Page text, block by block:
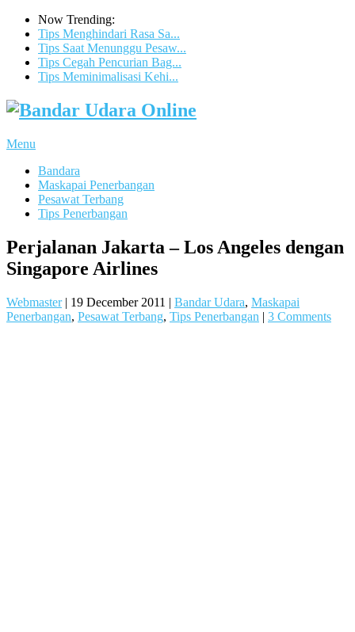
Now Trending:
Tips Menghindari Rasa Sa...
Tips Saat Menunggu Pesaw...
Tips Cegah Pencurian Bag...
Tips Meminimalisasi Kehi...
Menu
Bandara
Maskapai Penerbangan
Pesawat Terbang
Tips Penerbangan
Perjalanan Jakarta – Los Angeles dengan
Singapore Airlines
Webmaster| 19 December 2011 | Bandar Udara, Maskapai
Penerbangan, Pesawat Terbang, Tips Penerbangan | 3 Comments